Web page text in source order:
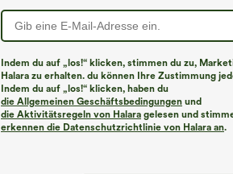
Indem du auf „los!“ klicken, stimmen du zu,
Halara zu erhalten. du können Ihre Zustimmung
Indem du auf „los!“ klicken, haben du
die Allgemeinen Geschäftsbedingungen und
die Aktivitätsregeln von Halara gelesen und
erkennen die Datenschutzrichtlinie von Halara an.